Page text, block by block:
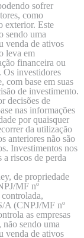
sofrer
como
exterior. Este
sendo uma
venda de ativos
leva em
financeira ou
Os investidores
com base em suas
de investimento.
decisões de
nas informações
por quaisquer
da utilização
anteriores não são
Investimentos nos
a riscos de perda
de propriedade
MF nº
A (CNPJ/MF nº
as empresas
sendo uma
venda de ativos